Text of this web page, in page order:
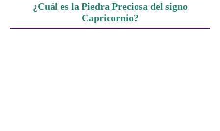
¿Cuál es la Piedra Preciosa del signo
Capricornio?